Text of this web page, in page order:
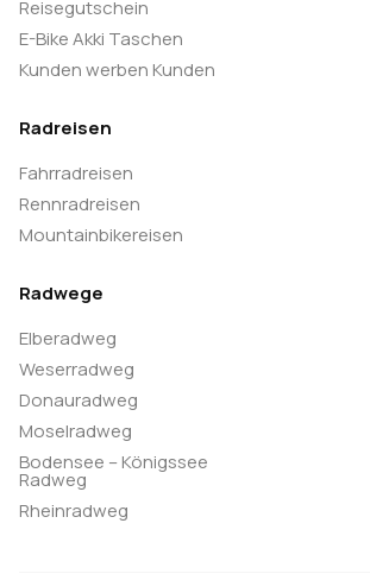
Woche.
Fakultativer Ausflug nach Catania der
Anschlusstour “Siziliens Osten“
Tagesausflug mit dem Zug in die
Füßen“ des inselbeherrschenden
Inzwischen prachtvollen
sich eines der schönsten Theater
Teatro Bellini. An der barocken
Crociferi befindet sich das
der Fontane dell‘ Elefante. Und ein
Streetfood Paradies erlebt man auf
Reisegutschein
E-Bike Akki Taschen
Kunden werben Kunden
Radreisen
Fahrradreisen
Rennradreisen
Mountainbikereisen
Radwege
Elberadweg
Weserradweg
Donauradweg
Moselradweg
Bodensee – Königssee
Radweg
Rheinradweg